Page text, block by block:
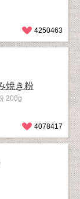
4250463
焼き粉
200g
4078417